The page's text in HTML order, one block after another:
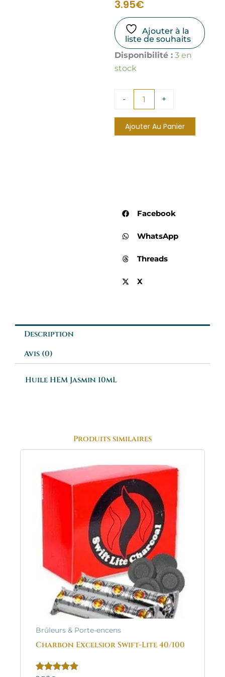
3.95€
Ajouter à la
liste de souhaits
Disponibilité : 3 en
stock
-
quantité
de
Huile
10mL
+
Ajouter Au Panier
Facebook
WhatsApp
Threads
X
Description
Avis (0)
Huile HEM Jasmin 10mL
Produits similaires
Brûleurs & Porte-encens
Charbon Excelsior Swift-Lite 40/100